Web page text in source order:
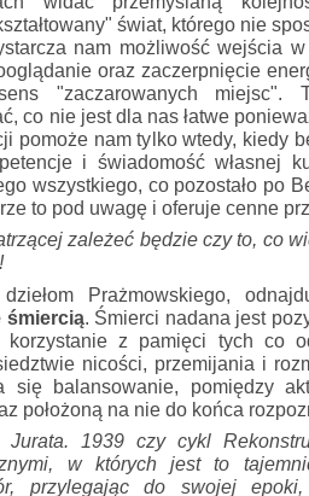
świat, którego nie
nam możliwość wejścia
oraz zaczerpnięcie
"zaczarowanych miejsc".
co nie jest dla nas łatwe
pomoże nam tylko wtedy, kiedy
i świadomość własnej
wszystkiego, co pozostało po
to pod uwagę i oferuje cenne
zależeć będzie czy to, co
Prażmowskiego,
śmiercią. Śmierci nadana jest
korzystanie z pamięci tych co
nicości, przemijania i
się balansowanie, pomiędzy
położoną na nie do końca
Jurata. 1939 czy cykl
w których jest to
przylegając do swojej